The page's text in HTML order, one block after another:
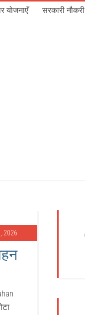
योजनाएँ सरकारी नौकरी
2026